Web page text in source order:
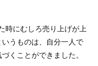
時にむしろ売り上げが上
うものは、自分一人で
くことができました。